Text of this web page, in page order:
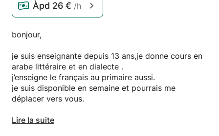
Àpd 26 € /h
bonjour,
je suis enseignante depuis 13 ans,je donne cours en
arabe littéraire et en dialecte .
j’enseigne le français au primaire aussi.
je suis disponible en semaine et pourrais me
déplacer vers vous.
n’hésitez pas à me contacter
Lire la suite